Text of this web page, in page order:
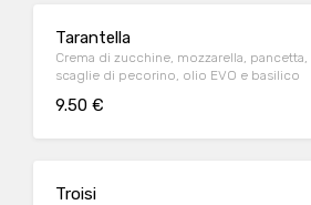
Tarantella
Crema di zucchine, mozzarella,
scaglie di pecorino, olio EVO e basilico
9.50 €
Troisi